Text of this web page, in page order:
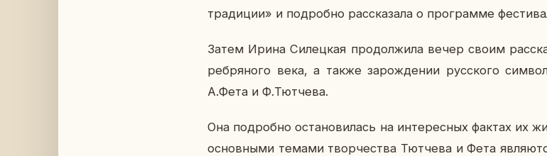
тра­ди­ции» и по­дроб­но рас­ска­за­ла о про­грам­ме
Затем Ирина Си­лец­кая про­дол­жи­ла вечер своим
реб­ря­но­го века, а также за­рож­де­нии рус­ско­го
А.Фета и Ф.Тют­че­ва.
Она по­дроб­но оста­но­ви­лась на ин­те­рес­ных фактах их
ос­нов­ны­ми темами твор­че­ства Тют­че­ва и Фета